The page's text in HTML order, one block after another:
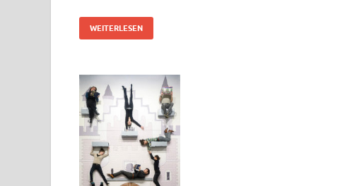
WEITERLESEN